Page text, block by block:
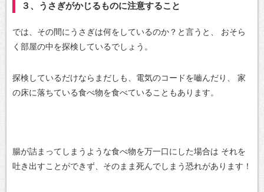
３、うさぎがかじるものに注意すること
では、その間にうさぎは何をしているのか？と言うと、
おそら
く部屋の中を探検しているでしょう。
探検しているだけならまだしも、電気のコードを嚙んだり、
家
の床に落ちている食べ物を食べていることもあります。
腸が詰まってしまうような食べ物を万一口にした場合は それを
吐き出すことができず、そのまま死んでしまう恐れがあります！